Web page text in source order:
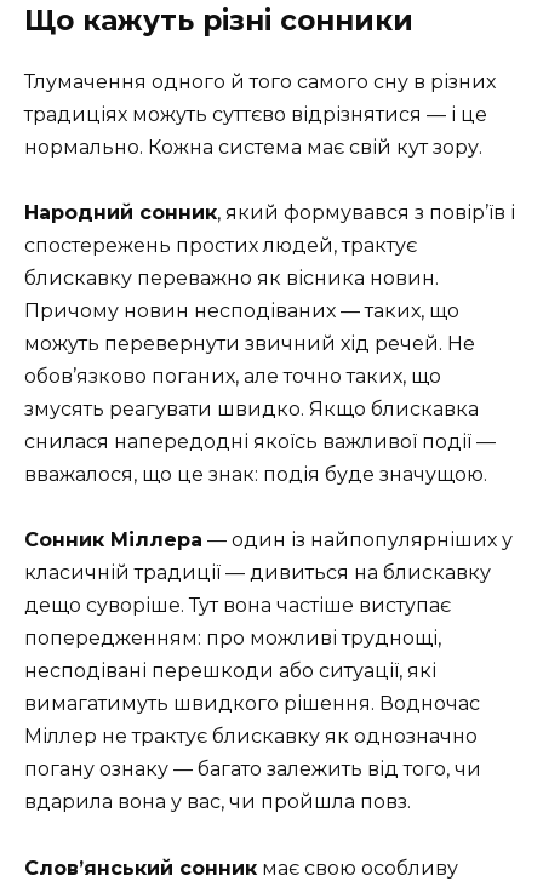
Що кажуть різні сонники
Тлумачення одного й того самого сну в різних
традиціях можуть суттєво відрізнятися — і це
нормально. Кожна система має свій кут зору.
Народний сонник, який формувався з повір’їв і
спостережень простих людей, трактує
блискавку переважно як вісника новин.
Причому новин несподіваних — таких, що
можуть перевернути звичний хід речей. Не
обов’язково поганих, але точно таких, що
змусять реагувати швидко. Якщо блискавка
снилася напередодні якоїсь важливої події —
вважалося, що це знак: подія буде значущою.
Сонник Міллера — один із найпопулярніших у
класичній традиції — дивиться на блискавку
дещо суворіше. Тут вона частіше виступає
попередженням: про можливі труднощі,
несподівані перешкоди або ситуації, які
вимагатимуть швидкого рішення. Водночас
Міллер не трактує блискавку як однозначно
погану ознаку — багато залежить від того, чи
вдарила вона у вас, чи пройшла повз.
Слов’янський сонник має свою особливу